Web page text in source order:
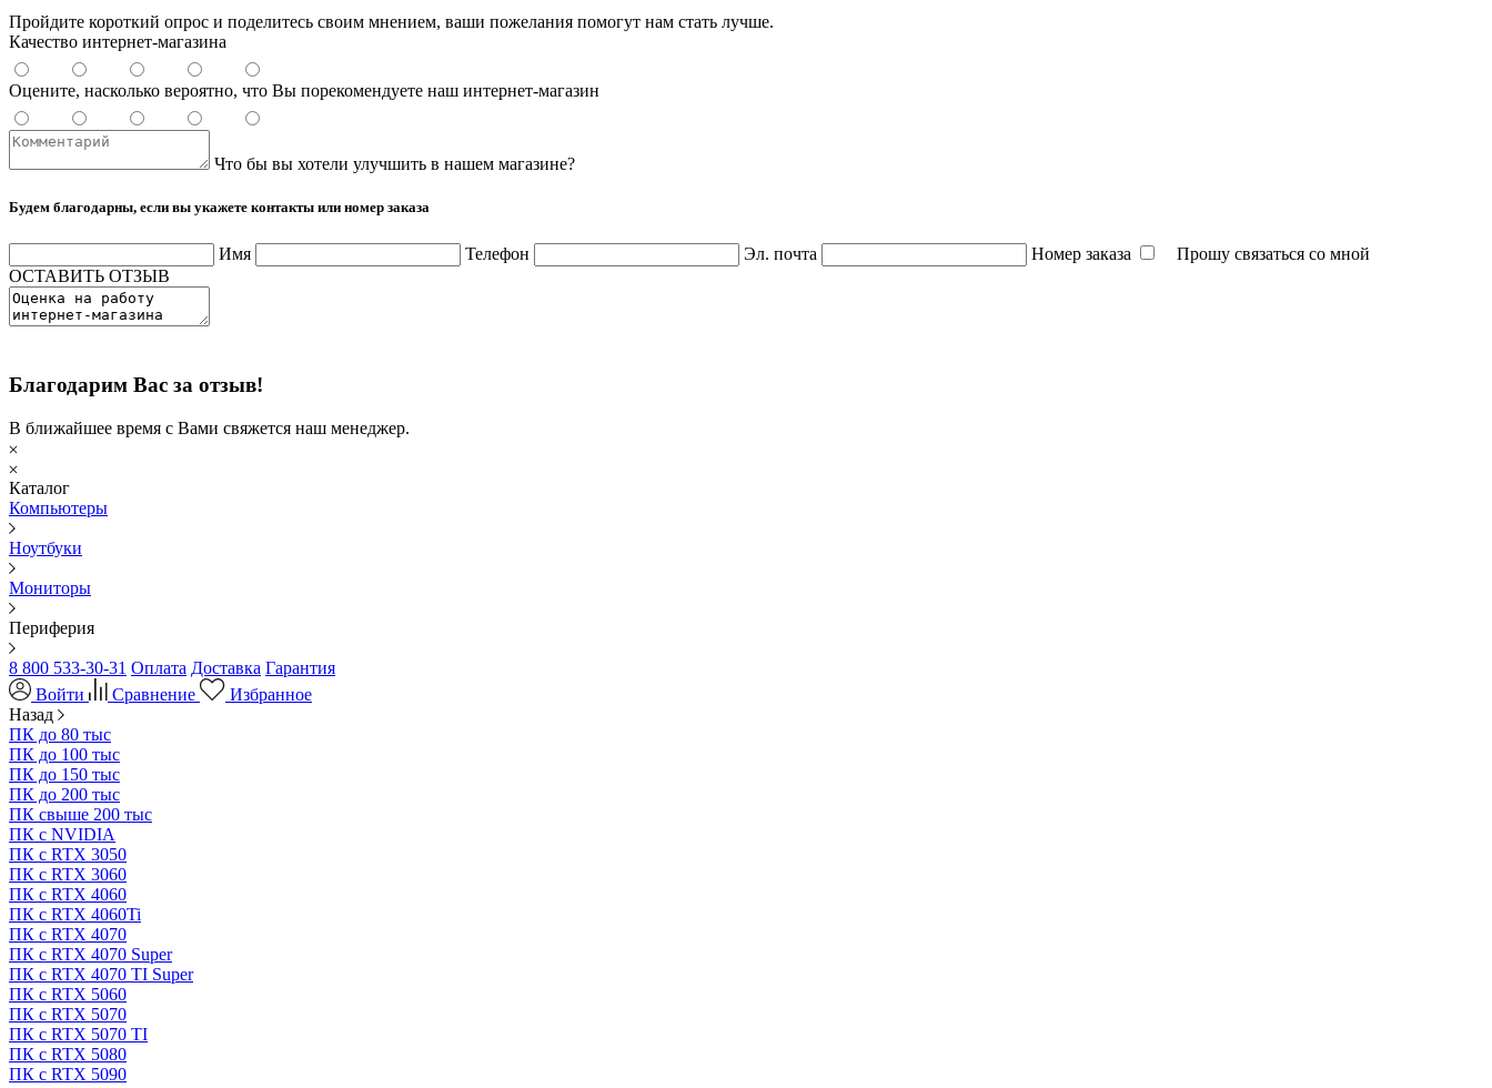
Пройдите короткий опрос и поделитесь своим мнением, ваши пожелания помогут нам стать лучше.
Качество интернет-магазина
Оцените, насколько вероятно, что Вы порекомендуете наш интернет-магазин
Что бы вы хотели улучшить в нашем магазине?
Будем благодарны, если вы укажете контакты или номер заказа
Имя Телефон Эл. почта Номер заказа
Прошу связаться со мной
ОСТАВИТЬ ОТЗЫВ
Благодарим Вас за отзыв!
В ближайшее время с Вами свяжется наш менеджер.
Каталог
Компьютеры
Ноутбуки
Мониторы
Периферия
8 800 533-30-31 Оплата Доставка Гарантия
Войти
Сравнение
Избранное
Назад
ПК до 80 тыс
ПК до 100 тыс
ПК до 150 тыс
ПК до 200 тыс
ПК свыше 200 тыс
ПК с NVIDIA
ПК с RTX 3050
ПК с RTX 3060
ПК с RTX 4060
ПК с RTX 4060Ti
ПК с RTX 4070
ПК с RTX 4070 Super
ПК с RTX 4070 TI Super
ПК с RTX 5060
ПК с RTX 5070
ПК с RTX 5070 TI
ПК с RTX 5080
ПК с RTX 5090